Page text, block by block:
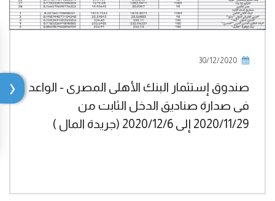
30/12/2020
صندوق إستثمار البنك الأهلى المصرى - الواعد
فى صدارة صناديق الدخل الثابت من
2020/11/29 إلى 2020/12/6 (جريدة المال )